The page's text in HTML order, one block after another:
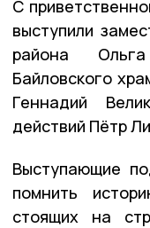
С
выступили
района
Байловского
Геннадий
действий Пётр
Выступающие
помнить
стоящих на